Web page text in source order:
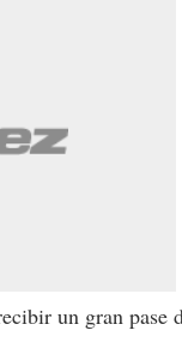
un gran pase